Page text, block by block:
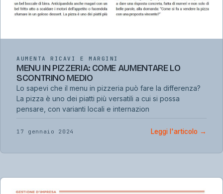
AUMENTA RICAVI E MARGINI
MENU IN PIZZERIA: COME AUMENTARE LO
SCONTRINO MEDIO
Lo sapevi che il menu in pizzeria può fare la differenza?
La pizza è uno dei piatti più versatili a cui si possa
pensare, con varianti locali e internazion
17 gennaio 2024 Leggi l'articolo →